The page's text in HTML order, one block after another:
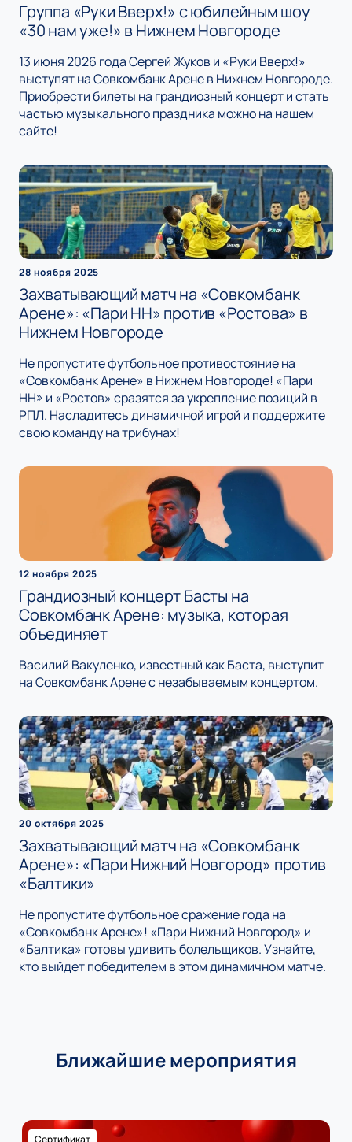
Группа «Руки Вверх!» с юбилейным шоу
«30 нам уже!» в Нижнем Новгороде
13 июня 2026 года Сергей Жуков и «Руки Вверх!»
выступят на Совкомбанк Арене в Нижнем Новгороде.
Приобрести билеты на грандиозный концерт и стать
частью музыкального праздника можно на нашем
сайте!
28 ноября 2025
Захватывающий матч на «Совкомбанк
Арене»: «Пари НН» против «Ростова» в
Нижнем Новгороде
Не пропустите футбольное противостояние на
«Совкомбанк Арене» в Нижнем Новгороде! «Пари
НН» и «Ростов» сразятся за укрепление позиций в
РПЛ. Насладитесь динамичной игрой и поддержите
свою команду на трибунах!
12 ноября 2025
Грандиозный концерт Басты на
Совкомбанк Арене: музыка, которая
объединяет
Василий Вакуленко, известный как Баста, выступит
на Совкомбанк Арене с незабываемым концертом.
20 октября 2025
Захватывающий матч на «Совкомбанк
Арене»: «Пари Нижний Новгород» против
«Балтики»
Не пропустите футбольное сражение года на
«Совкомбанк Арене»! «Пари Нижний Новгород» и
«Балтика» готовы удивить болельщиков. Узнайте,
кто выйдет победителем в этом динамичном матче.
Ближайшие мероприятия